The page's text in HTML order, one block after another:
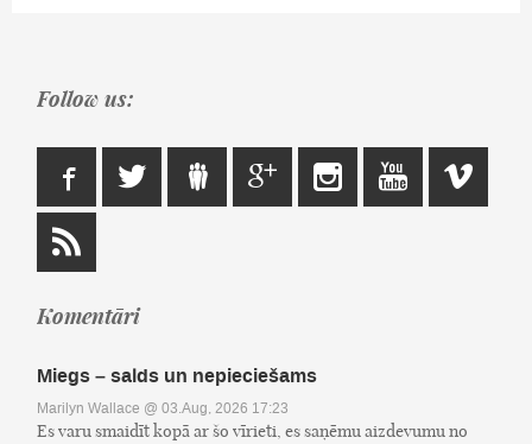
Follow us:
Komentāri
Miegs – salds un nepieciešams
Marilyn Wallace @ 03.Aug, 2026 17:23
Es varu smaidīt kopā ar šo vīrieti, es saņēmu aizdevumu no